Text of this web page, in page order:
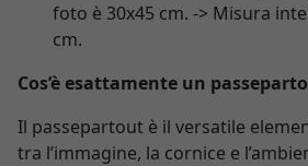
foto è 30x45 cm. -> Misura
cm.
Cos’è esattamente un
Il passepartout è il versatile
tra l’immagine, la cornice e